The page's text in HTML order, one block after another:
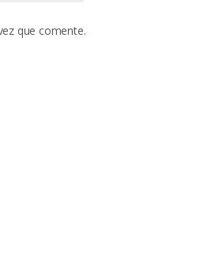
que comente.